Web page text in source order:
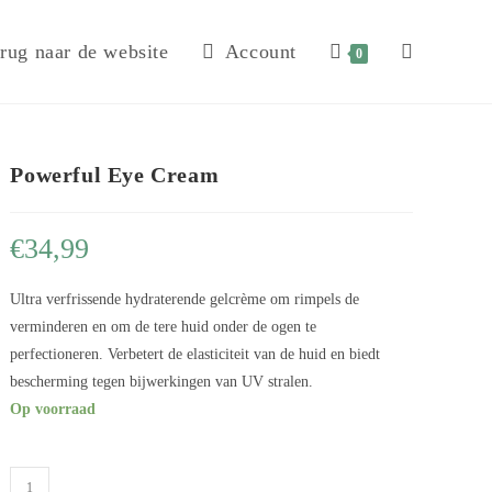
naar de website Account 0
Powerful Eye Cream
€34,99
Ultra verfrissende hydraterende gelcrème om rimpels de
verminderen en om de tere huid onder de ogen te
perfectioneren. Verbetert de elasticiteit van de huid en biedt
bescherming tegen bijwerkingen van UV stralen.
Op voorraad